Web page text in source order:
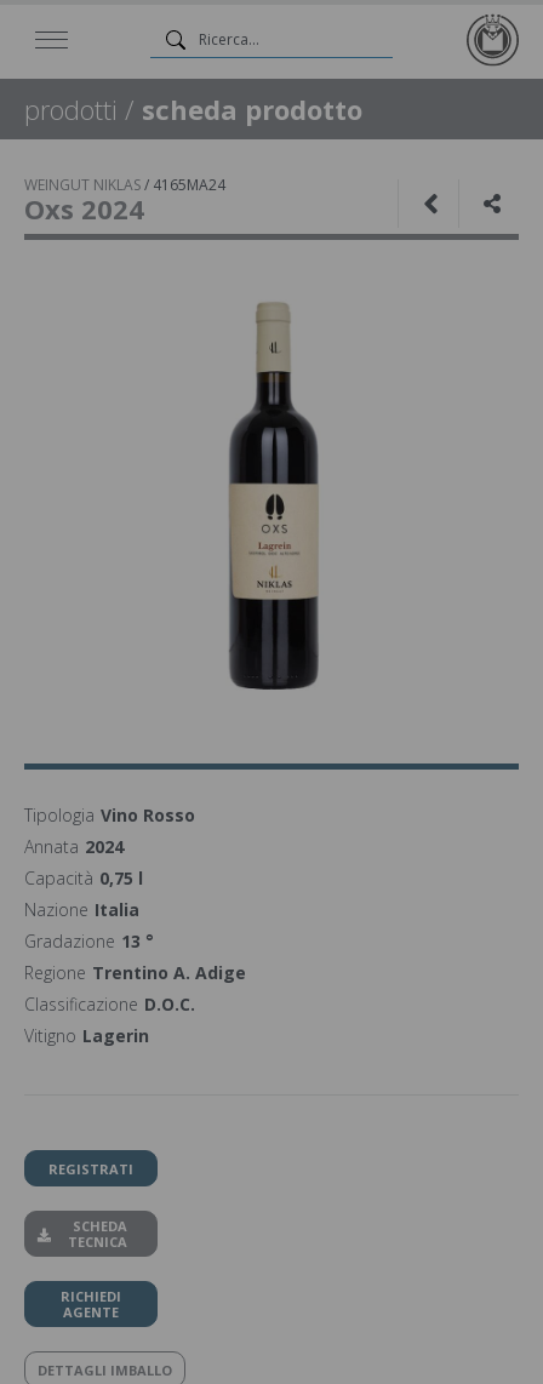
prodotti / scheda prodotto
WEINGUT NIKLAS/ 4165MA24
Oxs 2024
Tipologia Vino Rosso
Annata 2024
Capacità 0,75 l
Nazione Italia
Gradazione 13 °
Regione Trentino A. Adige
Classificazione D.O.C.
Vitigno Lagerin
REGISTRATI
SCHEDA
TECNICA
RICHIEDI
AGENTE
DETTAGLI IMBALLO